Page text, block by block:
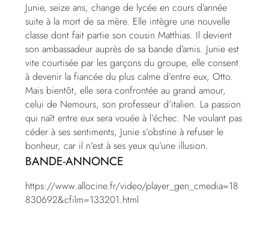
Junie, seize ans, change de lycée en cours d’année
suite à la mort de sa mère. Elle intègre une nouvelle
classe dont fait partie son cousin Matthias. Il devient
son ambassadeur auprès de sa bande d’amis. Junie est
vite courtisée par les garçons du groupe, elle consent
à devenir la fiancée du plus calme d’entre eux, Otto.
Mais bientôt, elle sera confrontée au grand amour,
celui de Nemours, son professeur d’italien. La passion
qui naît entre eux sera vouée à l’échec. Ne voulant pas
céder à ses sentiments, Junie s’obstine à refuser le
bonheur, car il n’est à ses yeux qu’une illusion.
BANDE-ANNONCE
https://www.allocine.fr/video/player_gen_cmedia=18
830692&cfilm=133201.html